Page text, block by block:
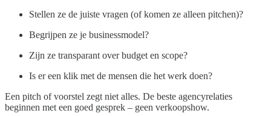
Stellen ze de juiste vragen (of komen ze alleen pitchen)?
Begrijpen ze je businessmodel?
Zijn ze transparant over budget en scope?
Is er een klik met de mensen die het werk doen?
Een pitch of voorstel zegt niet alles. De beste agencyrelaties
beginnen met een goed gesprek – geen verkoopshow.